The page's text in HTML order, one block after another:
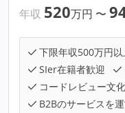
年収 520万円 〜
下限年収500万円以
SIer在籍者歓迎
コードレビュー文化
B2Bのサービスを